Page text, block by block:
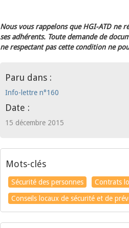
Nous vous rappelons que HGI-ATD ne
ses adhérents. Toute demande de
ne respectant pas cette condition ne
Paru dans :
Info-lettre n°160
Date :
15 décembre 2015
Mots-clés
Sécurité des personnes
Contrats
Conseils locaux de sécurité et de